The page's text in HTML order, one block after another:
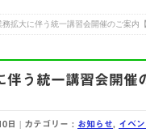
拡大に伴う統一講習会開催のご案内
う統一講習会開催
日 カテゴリー : お知らせ イベン